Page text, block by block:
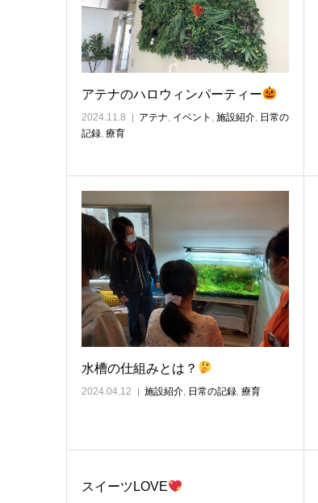
アテナのハロウィンパーティー
2024.11.8 アテナ イベント 施設紹介 日常の
記録 療育
水槽の仕組みとは？
2024.04.12 施設紹介 日常の記録 療育
スイーツLOVE